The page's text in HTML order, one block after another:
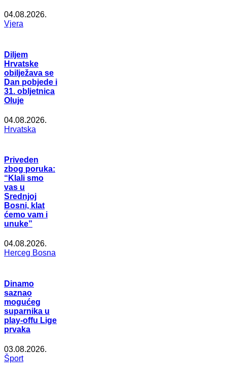
04.08.2026.
Vjera
Diljem
Hrvatske
obilježava se
Dan pobjede i
31. obljetnica
Oluje
04.08.2026.
Hrvatska
Priveden
zbog poruka:
“Klali smo
vas u
Srednjoj
Bosni, klat
ćemo vam i
unuke”
04.08.2026.
Herceg Bosna
Dinamo
saznao
mogućeg
suparnika u
play-offu Lige
prvaka
03.08.2026.
Šport